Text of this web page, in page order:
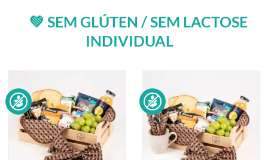
💚 SEM GLÚTEN / SEM LACTOSE
INDIVIDUAL